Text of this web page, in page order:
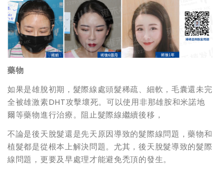
藥物
如果是雄脫初期，髮際線處頭髮稀疏、細軟，毛囊還未完
全被雄激素DHT攻擊壞死。可以使用非那雄胺和米諾地
爾等藥物進行治療。阻止髮際線繼續後移，
不論是後天脫髮還是先天原因導致的髮際線問題，藥物和
植髮都是從根本上解決問題。尤其，後天脫髮導致的髮際
線問題，更要及早處理才能避免禿頂的發生。